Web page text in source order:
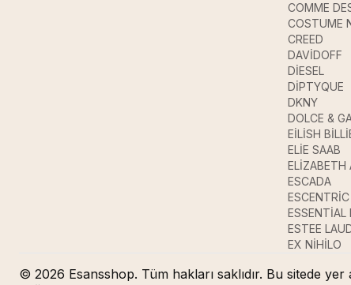
COMME
COSTUME
CREED
DAVİDOFF
DİESEL
DİPTYQUE
DKNY
DOLCE &
EİLİSH
ELİE SAAB
ELİZABETH
ESCADA
ESSENTİAL
ESTEE
EX NİHİLO
© 2026 Esansshop. Tüm hakları saklıdır. Bu sitede